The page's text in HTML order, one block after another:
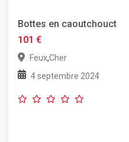
Bottes en caoutchouct
101 €
Feux,Cher
4 septembre 2024